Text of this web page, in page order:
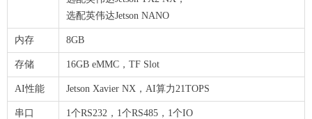
选配英伟达Jetson NANO
内存 8GB
存储 16GB eMMC，TF Slot
AI性能 Jetson Xavier NX，AI算力21TOPS
串口 1个RS232，1个RS485，1个IO